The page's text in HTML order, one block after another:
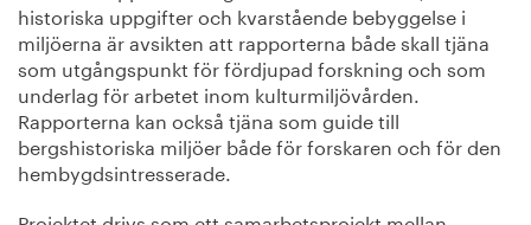
historiska uppgifter och kvarstående bebyggelse i
miljöerna är avsikten att rapporterna både skall tjäna
som utgångspunkt för fördjupad forskning och som
underlag för arbetet inom kulturmiljövården.
Rapporterna kan också tjäna som guide till
bergshistoriska miljöer både för forskaren och för den
hembygdsintresserade.